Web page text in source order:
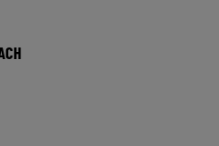
les membres d’Ofenbach
"Four The Floor